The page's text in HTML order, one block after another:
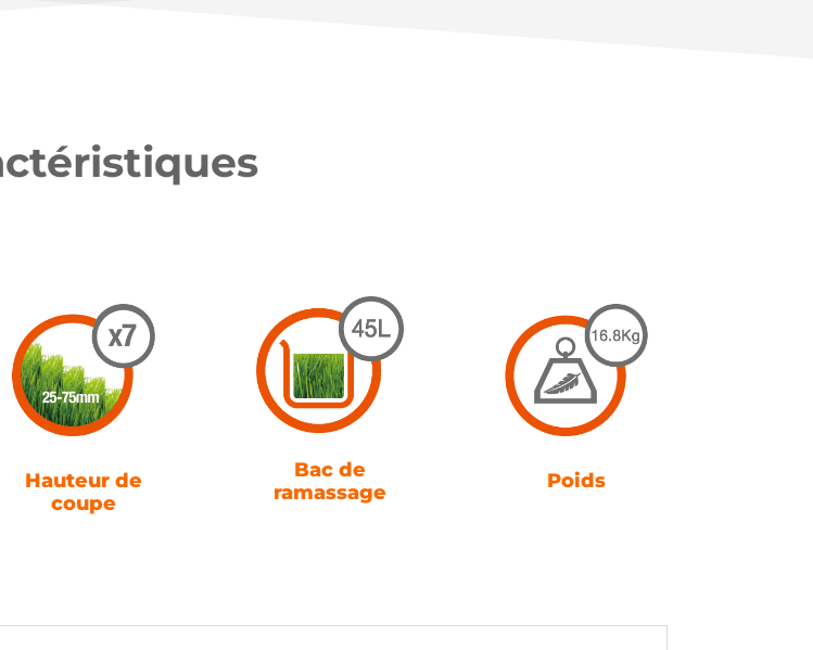
Hauteur de
coupe
Bac de
ramassage
Poids